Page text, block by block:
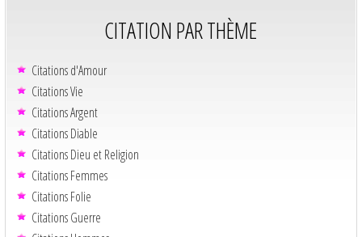
CITATION PAR THÈME
Citations d'Amour
Citations Vie
Citations Argent
Citations Diable
Citations Dieu et Religion
Citations Femmes
Citations Folie
Citations Guerre